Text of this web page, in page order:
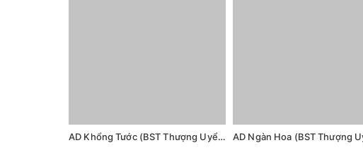
AD Khổng Tước (BST Thượng Uyển 2)